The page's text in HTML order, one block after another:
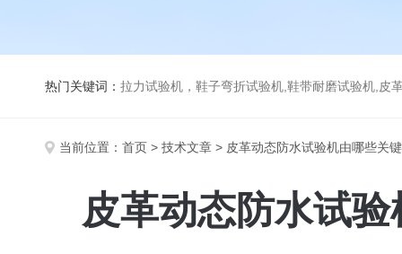
热门关键词： 拉力试验机，鞋子弯折试验机,鞋带耐磨试验机,皮革伸缩试验机,马丁代尔
当前位置： 首页 > 技术文章 > 皮革动态防水试验机由哪些关
皮革动态防水试